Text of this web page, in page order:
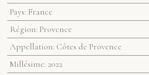
Pays: France
Région: Provence
Appellation: Côtes de Provence
Millésime: 2022